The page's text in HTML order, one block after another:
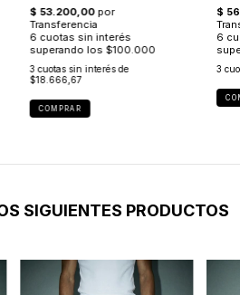
3 cuotas sin interés de
$18.666,67
COMPRAR
3
SIGUIENTES PRODUCTOS